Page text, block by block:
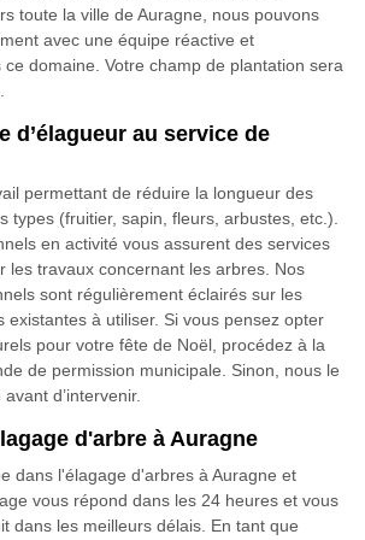
toute la ville de Auragne, nous pouvons
avec une équipe réactive et
domaine. Votre champ de plantation sera
d’élagueur au service de
permettant de réduire la longueur des
types (fruitier, sapin, fleurs, arbustes, etc.).
en activité vous assurent des services
les travaux concernant les arbres. Nos
sont régulièrement éclairés sur les
existantes à utiliser. Si vous pensez opter
pour votre fête de Noël, procédez à la
de permission municipale. Sinon, nous le
d’intervenir.
d'arbre à Auragne
dans l'élagage d'arbres à Auragne et
vous répond dans les 24 heures et vous
dans les meilleurs délais. En tant que